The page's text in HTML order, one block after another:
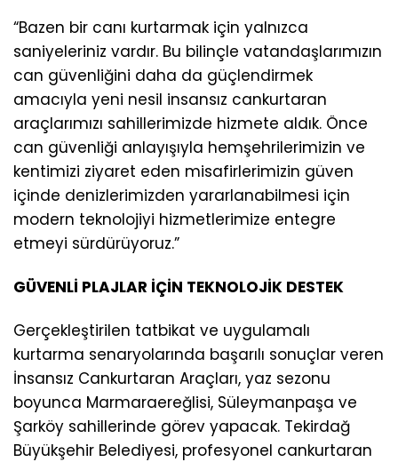
“Bazen bir canı kurtarmak için yalnızca
saniyeleriniz vardır. Bu bilinçle vatandaşlarımızın
can güvenliğini daha da güçlendirmek
amacıyla yeni nesil insansız cankurtaran
araçlarımızı sahillerimizde hizmete aldık. Önce
can güvenliği anlayışıyla hemşehrilerimizin ve
kentimizi ziyaret eden misafirlerimizin güven
içinde denizlerimizden yararlanabilmesi için
modern teknolojiyi hizmetlerimize entegre
etmeyi sürdürüyoruz.”
GÜVENLİ PLAJLAR İÇİN TEKNOLOJİK DESTEK
Gerçekleştirilen tatbikat ve uygulamalı
kurtarma senaryolarında başarılı sonuçlar veren
İnsansız Cankurtaran Araçları, yaz sezonu
boyunca Marmaraereğlisi, Süleymanpaşa ve
Şarköy sahillerinde görev yapacak. Tekirdağ
Büyükşehir Belediyesi, profesyonel cankurtaran